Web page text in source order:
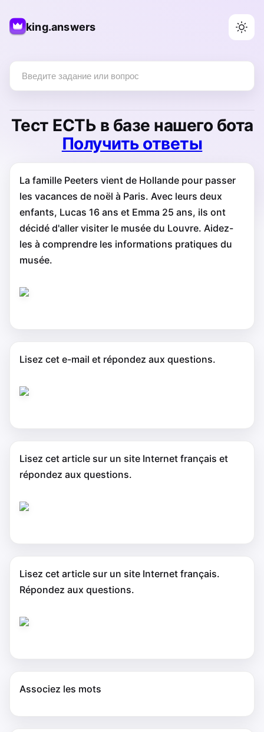
king.answers
Тест ЕСТЬ в базе нашего бота
Получить ответы
La famille Peeters vient de Hollande pour passer
les vacances de noël à Paris. Avec leurs deux
enfants, Lucas 16 ans et Emma 25 ans, ils ont
décidé d'aller visiter le musée du Louvre. Aidez-
les à comprendre les informations pratiques du
musée.
Lisez cet e-mail et répondez aux questions.
Lisez cet article sur un site Internet français et
répondez aux questions.
Lisez cet article sur un site Internet français.
Répondez aux questions.
Associez les mots